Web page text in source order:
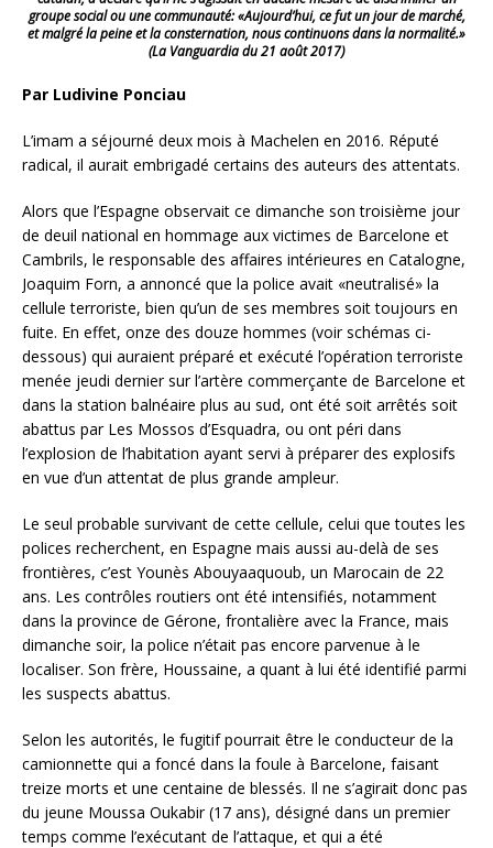
groupe social ou une communauté: «Aujourd’hui, ce fut un jour de marché,
et malgré la peine et la consternation, nous continuons dans la normalité.»
(La Vanguardia du 21 août 2017)
Par Ludivine Ponciau
L’imam a séjourné deux mois à Machelen en 2016. Réputé
radical, il aurait embrigadé certains des auteurs des attentats.
Alors que l’Espagne observait ce dimanche son troisième jour
de deuil national en hommage aux victimes de Barcelone et
Cambrils, le responsable des affaires intérieures en Catalogne,
Joaquim Forn, a annoncé que la police avait «neutralisé» la
cellule terroriste, bien qu’un de ses membres soit toujours en
fuite. En effet, onze des douze hommes (voir schémas ci-
dessous) qui auraient préparé et exécuté l’opération terroriste
menée jeudi dernier sur l’artère commerçante de Barcelone et
dans la station balnéaire plus au sud, ont été soit arrêtés soit
abattus par Les Mossos d’Esquadra, ou ont péri dans
l’explosion de l’habitation ayant servi à préparer des explosifs
en vue d’un attentat de plus grande ampleur.
Le seul probable survivant de cette cellule, celui que toutes les
polices recherchent, en Espagne mais aussi au-delà de ses
frontières, c’est Younès Abouyaaquoub, un Marocain de 22
ans. Les contrôles routiers ont été intensifiés, notamment
dans la province de Gérone, frontalière avec la France, mais
dimanche soir, la police n’était pas encore parvenue à le
localiser. Son frère, Houssaine, a quant à lui été identifié parmi
les suspects abattus.
Selon les autorités, le fugitif pourrait être le conducteur de la
camionnette qui a foncé dans la foule à Barcelone, faisant
treize morts et une centaine de blessés. Il ne s’agirait donc pas
du jeune Moussa Oukabir (17 ans), désigné dans un premier
temps comme l’exécutant de l’attaque, et qui a été